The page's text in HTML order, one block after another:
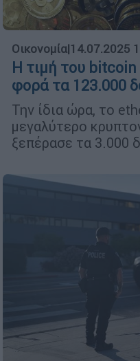
Οικονομία|14.07.2025
Η τιμή του
φορά τα 123.000
Την ίδια ώρα, το
μεγαλύτερο
ξεπέρασε τα 3.000